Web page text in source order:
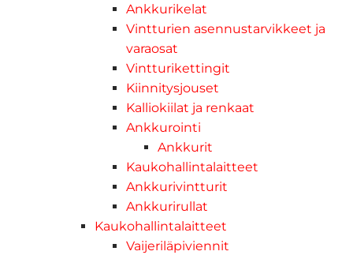
Ankkurikelat
Vintturien asennustarvikkeet ja
varaosat
Vintturikettingit
Kiinnitysjouset
Kalliokiilat ja renkaat
Ankkurointi
Ankkurit
Kaukohallintalaitteet
Ankkurivintturit
Ankkurirullat
Kaukohallintalaitteet
Vaijeriläpiviennit